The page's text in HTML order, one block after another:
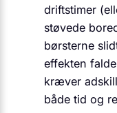
driftstimer
støvede
børsterne
effekten
kræver
både tid og